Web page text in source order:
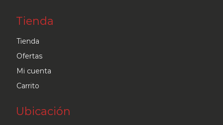
Tienda
Tienda
Ofertas
Mi cuenta
Carrito
Ubicación